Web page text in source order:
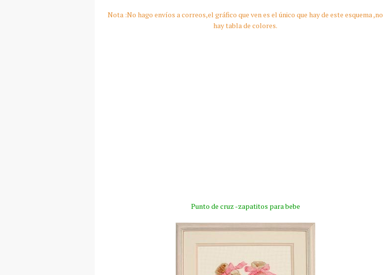
Nota :No hago envíos a correos,el gráfico que ven es el único que hay de este esquema ,no
hay tabla de colores.
Punto de cruz -zapatitos para bebe